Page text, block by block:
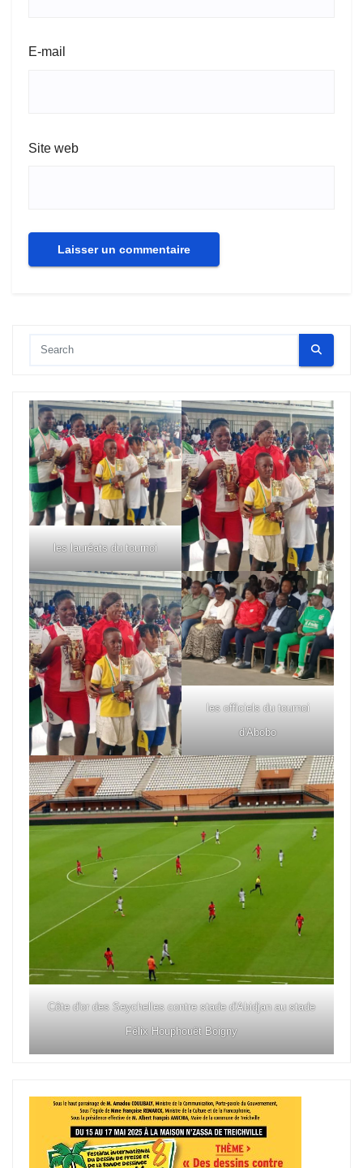
E-mail
Site web
les lauréats du tournoi
les officiels du tournoi
d'Abobo
Côte d'or des Seychelles contre stade d'Abidjan au stade
Félix Houphouët Boigny